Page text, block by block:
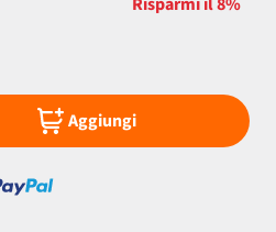
Aggiungi